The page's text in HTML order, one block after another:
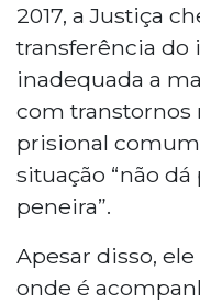
2017, a Justiça
transferência do
inadequada a
com
prisional
situação “não
peneira”.
Apesar disso,
onde é